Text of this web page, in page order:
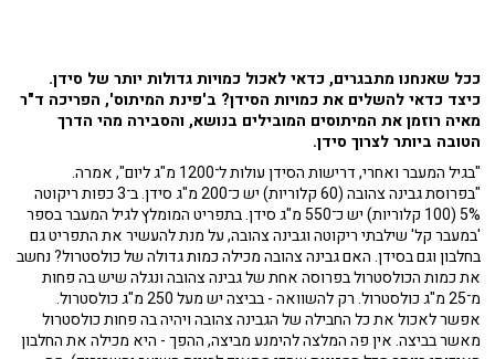
ככל שאנחנו מתבגרים, כדאי לאכול כמויות גדולות יותר של סידן.
כיצד כדאי להשלים את כמויות הסידן? ב'פינת המיתוס', הפריכה ד"ר
מאיה רוזמן את המיתוסים המובילים בנושא, והסבירה מהי הדרך
הטובה ביותר לצרוך סידן.
"בגיל המעבר ואחרי, דרישות הסידן עולות ל־1200 מ"ג ליום", אמרה.
"בפרוסת גבינה צהובה (60 קלוריות) יש כ־200 מ"ג סידן. ב־3 כפות ריקוטה
5% (100 קלוריות) יש כ־550 מ"ג סידן. בתפריט המומלץ לגיל המעבר בספר
'במעבר קל' שילבתי ריקוטה וגבינה צהובה, על מנת להעשיר את התפריט גם
בחלבון וגם בסידן. האם גבינה צהובה מכילה כמות גדולה של כולסטרול? נחשב
את כמות הכולסטרול בפרוסה אחת של גבינה צהובה ונגלה שיש בה פחות
מ־25 מ"ג כולסטרול. רק להשוואה - בביצה יש מעל 250 מ"ג כולסטרול.
אפשר לאכול את כל החבילה של הגבינה צהובה ויהיה בה פחות כולסטרול
מאשר בביצה. אין פה המלצה להימנע מביצה, ההפך - היא מכילה את החלבון